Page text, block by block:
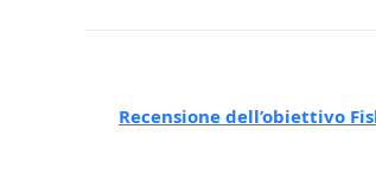
Recensione dell’obiettivo